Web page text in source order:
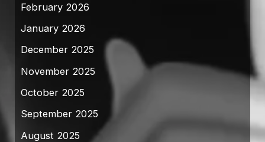
February 2026
January 2026
December 2025
November 2025
October 2025
September 2025
August 2025